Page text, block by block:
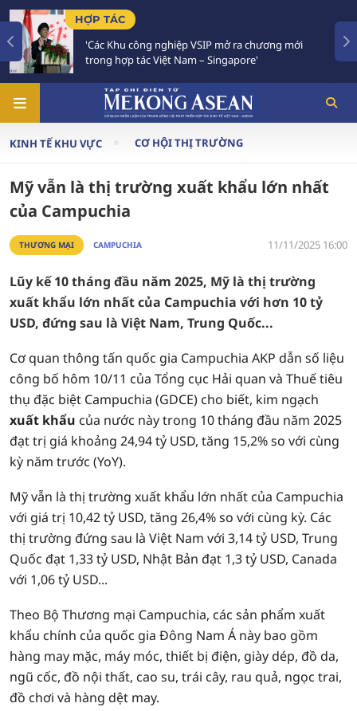
HỢP TÁC
'Các Khu công nghiệp VSIP mở ra chương mới
trong hợp tác Việt Nam – Singapore'
KINH TẾ KHU VỰC CƠ HỘI THỊ TRƯỜNG
Mỹ vẫn là thị trường xuất khẩu lớn nhất
của Campuchia
THƯƠNG MẠI CAMPUCHIA 11/11/2025 16:00
Lũy kế 10 tháng đầu năm 2025, Mỹ là thị trường
xuất khẩu lớn nhất của Campuchia với hơn 10 tỷ
USD, đứng sau là Việt Nam, Trung Quốc...
Cơ quan thông tấn quốc gia Campuchia AKP dẫn số liệu
công bố hôm 10/11 của Tổng cục Hải quan và Thuế tiêu
thụ đặc biệt Campuchia (GDCE) cho biết, kim ngạch
xuất khẩu của nước này trong 10 tháng đầu năm 2025
đạt trị giá khoảng 24,94 tỷ USD, tăng 15,2% so với cùng
kỳ năm trước (YoY).
Mỹ vẫn là thị trường xuất khẩu lớn nhất của Campuchia
với giá trị 10,42 tỷ USD, tăng 26,4% so với cùng kỳ. Các
thị trường đứng sau là Việt Nam với 3,14 tỷ USD, Trung
Quốc đạt 1,33 tỷ USD, Nhật Bản đạt 1,3 tỷ USD, Canada
với 1,06 tỷ USD...
Theo Bộ Thương mại Campuchia, các sản phẩm xuất
khẩu chính của quốc gia Đông Nam Á này bao gồm
hàng may mặc, máy móc, thiết bị điện, giày dép, đồ da,
ngũ cốc, đồ nội thất, cao su, trái cây, rau quả, ngọc trai,
đồ chơi và hàng dệt may.